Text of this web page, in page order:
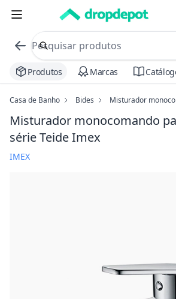
commerce search no header
Procurar
Produtos Marcas
Casa de Banho Bides Misturador
Misturador monocomando
série Teide Imex
IMEX